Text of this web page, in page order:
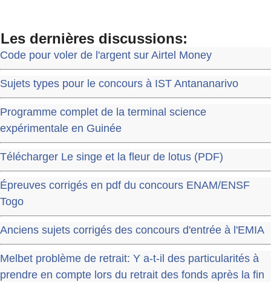
Les dernières discussions:
Code pour voler de l'argent sur Airtel Money
Sujets types pour le concours à IST Antananarivo
Programme complet de la terminal science
expérimentale en Guinée
Télécharger Le singe et la fleur de lotus (PDF)
Épreuves corrigés en pdf du concours ENAM/ENSF
Togo
Anciens sujets corrigés des concours d'entrée à l'EMIA
Melbet problème de retrait: Y a-t-il des particularités à
prendre en compte lors du retrait des fonds après la fin